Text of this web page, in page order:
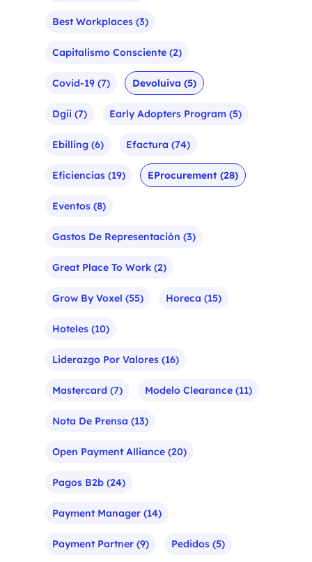
Best Workplaces (3)
Capitalismo Consciente (2)
Covid-19 (7) Devoluiva (5)
Dgii (7) Early Adopters Program (5)
Ebilling (6) Efactura (74)
Eficiencias (19) EProcurement (28)
Eventos (8)
Gastos De Representación (3)
Great Place To Work (2)
Grow By Voxel (55) Horeca (15)
Hoteles (10)
Liderazgo Por Valores (16)
Mastercard (7) Modelo Clearance (11)
Nota De Prensa (13)
Open Payment Alliance (20)
Pagos B2b (24)
Payment Manager (14)
Payment Partner (9) Pedidos (5)